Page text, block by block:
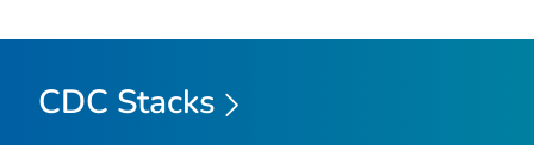
CDC Stacks